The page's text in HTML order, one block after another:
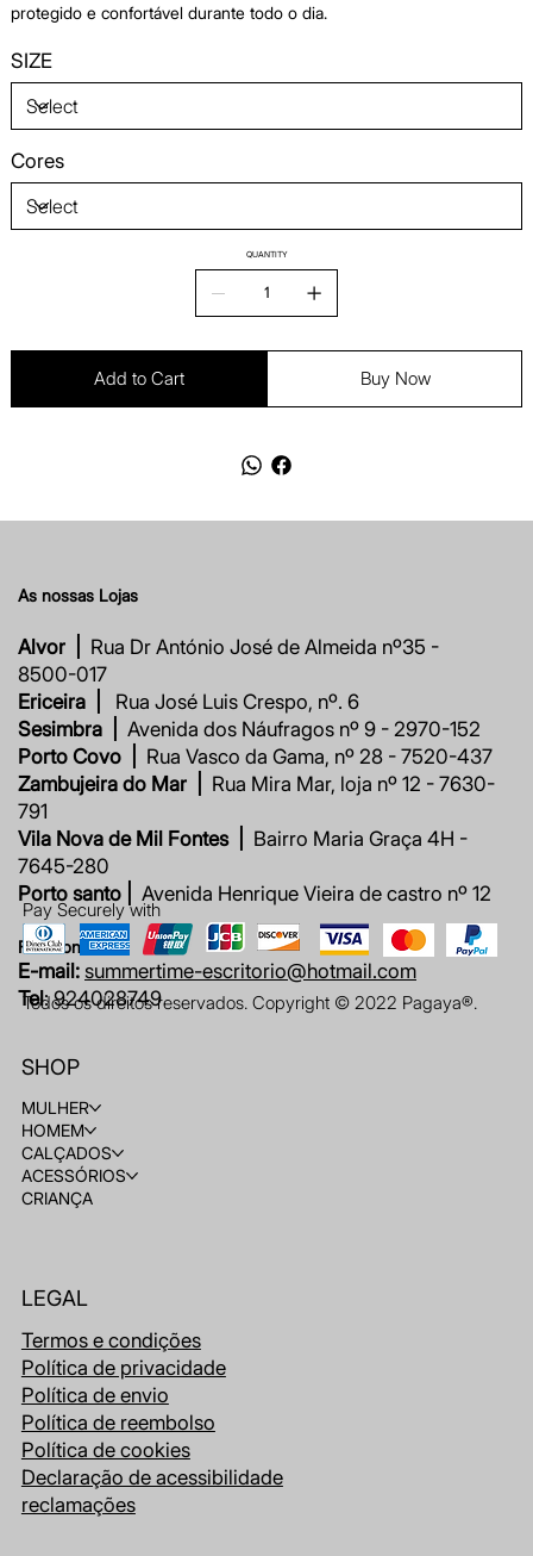
protegido e confortável durante todo o dia.
SIZE
Cores
QUANTITY
Add to Cart Buy Now
As nossas Lojas
Alvor |
Rua Dr António José de Almeida nº35 -
8500-017
Ericeira |
Rua José Luis Crespo, nº. 6
Sesimbra |
Avenida dos Náufragos nº 9 - 2970-152
Porto Covo |
Rua Vasco da Gama, nº 28 - 7520-437
Zambujeira do Mar |
Rua Mira Mar, loja nº 12 - 7630-
791
Vila Nova de Mil Fontes |
Bairro Maria Graça 4H -
7645-280
Porto santo |
Avenida Henrique Vieira de castro nº 12
Fale connosco
E-mail: summertime-escritorio@hotmail.com
Tel: 924028749
Pay Securely with
Todos os direitos reservados. Copyright © 2022 Pagaya®.
SHOP
MULHER
HOMEM
CALÇADOS
ACESSÓRIOS
CRIANÇA
LEGAL
Termos e condições
Política de privacidade
Política de envio
Política de reembolso
Política de cookies
Declaração de acessibilidade
reclamações